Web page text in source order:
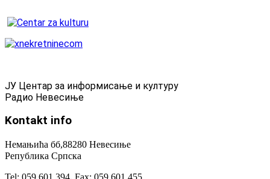
ЈУ Центар за информисање и културу
Радио Невесиње
Kontakt info
Немањића бб,88280 Невесиње
Република Српска
Tel: 059 601 394, Fax: 059 601 455